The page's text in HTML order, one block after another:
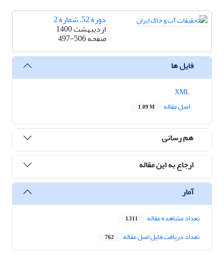
دوره 52، شماره 2
اردیبهشت 1400
صفحه497-506
فایل ها
اصل مقاله
1.09 M
هم رسانی
ارجاع به این مقاله
آمار
تعداد مشاهده مقاله 1,311
تعداد دریافت فایل اصل مقاله 762